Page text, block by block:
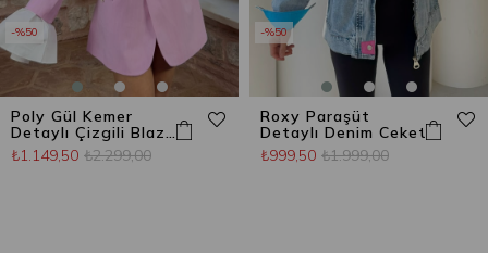
Poly Gül Kemer
Detaylı Çizgili Blazer
Ceket Şeker Pembe
₺1.149,50 ₺2.299,00
%50
Roxy Paraşüt
Detaylı Denim Ceket
₺999,50 ₺1.999,00
%50